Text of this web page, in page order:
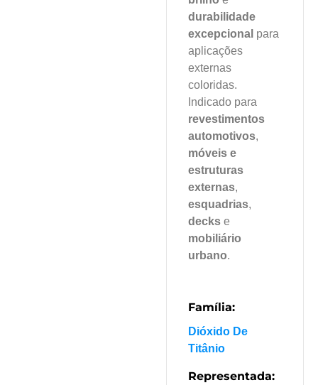
durabilidade
excepcional para
aplicações
externas
coloridas.
Indicado para
revestimentos
automotivos,
móveis e
estruturas
externas,
esquadrias,
decks e
mobiliário
urbano.
Família:
Dióxido De
Titânio
Representada: